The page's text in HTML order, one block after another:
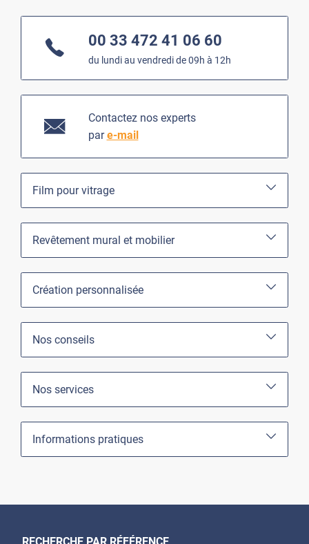
00 33 472 41 06 60
du lundi au vendredi de 09h à 12h
Contactez nos experts
pare-mail
Film pour vitrage
Revêtement mural et mobilier
Création personnalisée
Nos conseils
Nos services
Informations pratiques
RECHERCHE PAR RÉFÉRENCE